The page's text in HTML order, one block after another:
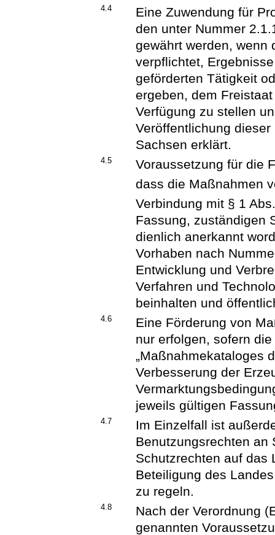
4.4
Eine Zuwendung für
den unter Nummer
gewährt werden, wenn
verpflichtet,
geförderten Tätigkeit
ergeben, dem
Verfügung zu stellen
Veröffentlichung
Sachsen erklärt.
4.5
Voraussetzung für die
dass die Maßnahmen
Verbindung mit § 1
Fassung, zuständigen
dienlich anerkannt
Vorhaben nach
Entwicklung und
Verfahren und
beinhalten und
4.6
Eine Förderung von
nur erfolgen, sofern
„Maßnahmekataloges
Verbesserung der
jeweils gültigen
4.7
Im Einzelfall ist
Benutzungsrechten an
Schutzrechten auf das
Beteiligung des
zu regeln.
4.8
Nach der Verordnung
genannten